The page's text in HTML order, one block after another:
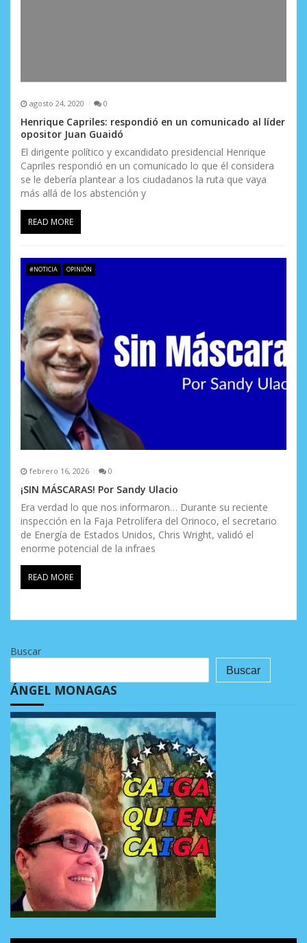
agosto 24, 2020 0
Henrique Capriles: respondió en un comunicado al líder
opositor Juan Guaidó
El dirigente político y excandidato presidencial Henrique
Capriles respondió en un comunicado lo que él considera
se le debería plantear a los ciudadanos la ruta que vaya
más allá de los abstención y
READ MORE
#NOTICIA OPINIÓN
febrero 16, 2026 0
¡SIN MÁSCARAS! Por Sandy Ulacio
Era verdad lo que nos informaron… Durante su reciente
inspección en la Faja Petrolífera del Orinoco, el secretario
de Energía de Estados Unidos, Chris Wright, validó el
enorme potencial de la infraes
READ MORE
Buscar
Buscar
ÁNGEL MONAGAS